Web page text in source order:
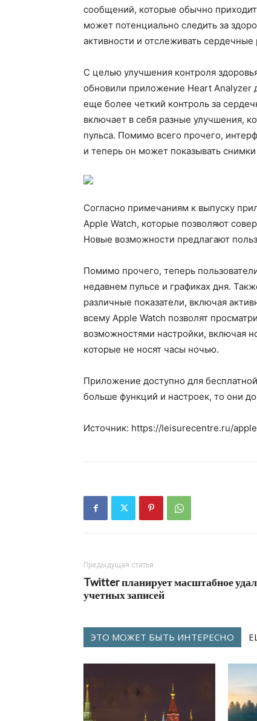
сообщений, которые обычно
может потенциально следить за
активности и отслеживать сердечные
С целью улучшения контроля
обновили приложение Heart Analyzer
еще более четкий контроль за
включает в себя разные улучшения,
пульса. Помимо всего прочего,
и теперь он может показывать снимки
Согласно примечаниям к выпуску
Apple Watch, которые позволяют
Новые возможности предлагают
Помимо прочего, теперь
недавнем пульсе и графиках дня.
различные показатели, включая
всему Apple Watch позволят
возможностями настройки, включая
которые не носят часы ночью.
Приложение доступно для
больше функций и настроек, то они
Источник: https://leisurecentre.ru/
Предыдущая статья
Twitter планирует масштабное
учетных записей
ЭТО МОЖЕТ БЫТЬ ИНТЕРЕСНО